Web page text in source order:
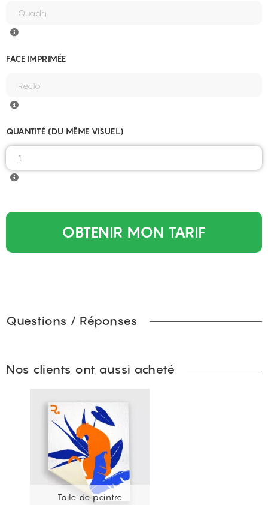
FACE IMPRIMÉE
QUANTITÉ (DU MÊME VISUEL)
OBTENIR MON TARIF
Questions / Réponses
Nos clients ont aussi acheté
Toile de peintre